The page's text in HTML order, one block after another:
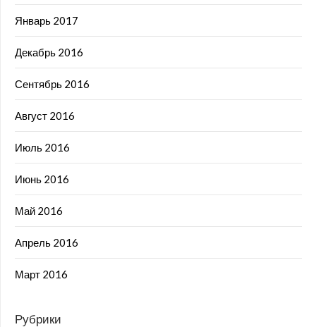
Январь 2017
Декабрь 2016
Сентябрь 2016
Август 2016
Июль 2016
Июнь 2016
Май 2016
Апрель 2016
Март 2016
Рубрики